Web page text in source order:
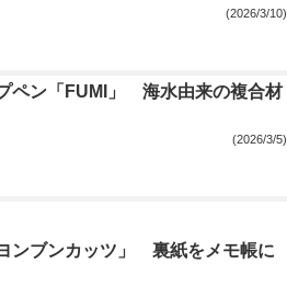
(2026/3/10)
ペン「FUMI」 海水由来の複合材
(2026/3/5)
ンブンカッツ」 裏紙をメモ帳に